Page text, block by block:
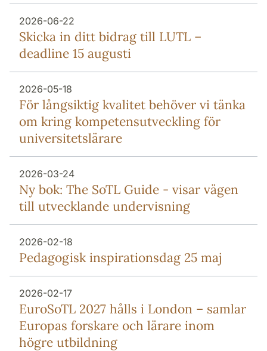
2026-06-22
Skicka in ditt bidrag till LUTL –
deadline 15 augusti
2026-05-18
För långsiktig kvalitet behöver vi tänka
om kring kompetensutveckling för
universitetslärare
2026-03-24
Ny bok: The SoTL Guide - visar vägen
till utvecklande undervisning
2026-02-18
Pedagogisk inspirationsdag 25 maj
2026-02-17
EuroSoTL 2027 hålls i London – samlar
Europas forskare och lärare inom
högre utbildning